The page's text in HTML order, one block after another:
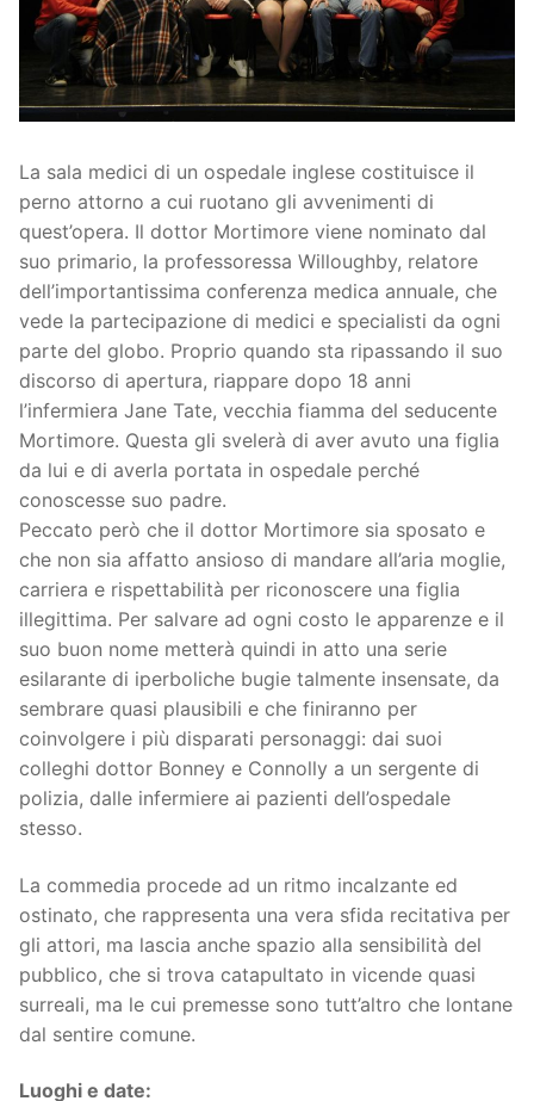
La sala medici di un ospedale inglese costituisce il
perno attorno a cui ruotano gli avvenimenti di
quest’opera. Il dottor Mortimore viene nominato dal
suo primario, la professoressa Willoughby, relatore
dell’importantissima conferenza medica annuale, che
vede la partecipazione di medici e specialisti da ogni
parte del globo. Proprio quando sta ripassando il suo
discorso di apertura, riappare dopo 18 anni
l’infermiera Jane Tate, vecchia fiamma del seducente
Mortimore. Questa gli svelerà di aver avuto una figlia
da lui e di averla portata in ospedale perché
conoscesse suo padre.
Peccato però che il dottor Mortimore sia sposato e
che non sia affatto ansioso di mandare all’aria moglie,
carriera e rispettabilità per riconoscere una figlia
illegittima. Per salvare ad ogni costo le apparenze e il
suo buon nome metterà quindi in atto una serie
esilarante di iperboliche bugie talmente insensate, da
sembrare quasi plausibili e che finiranno per
coinvolgere i più disparati personaggi: dai suoi
colleghi dottor Bonney e Connolly a un sergente di
polizia, dalle infermiere ai pazienti dell’ospedale
stesso.
La commedia procede ad un ritmo incalzante ed
ostinato, che rappresenta una vera sfida recitativa per
gli attori, ma lascia anche spazio alla sensibilità del
pubblico, che si trova catapultato in vicende quasi
surreali, ma le cui premesse sono tutt’altro che lontane
dal sentire comune.
Luoghi e date: